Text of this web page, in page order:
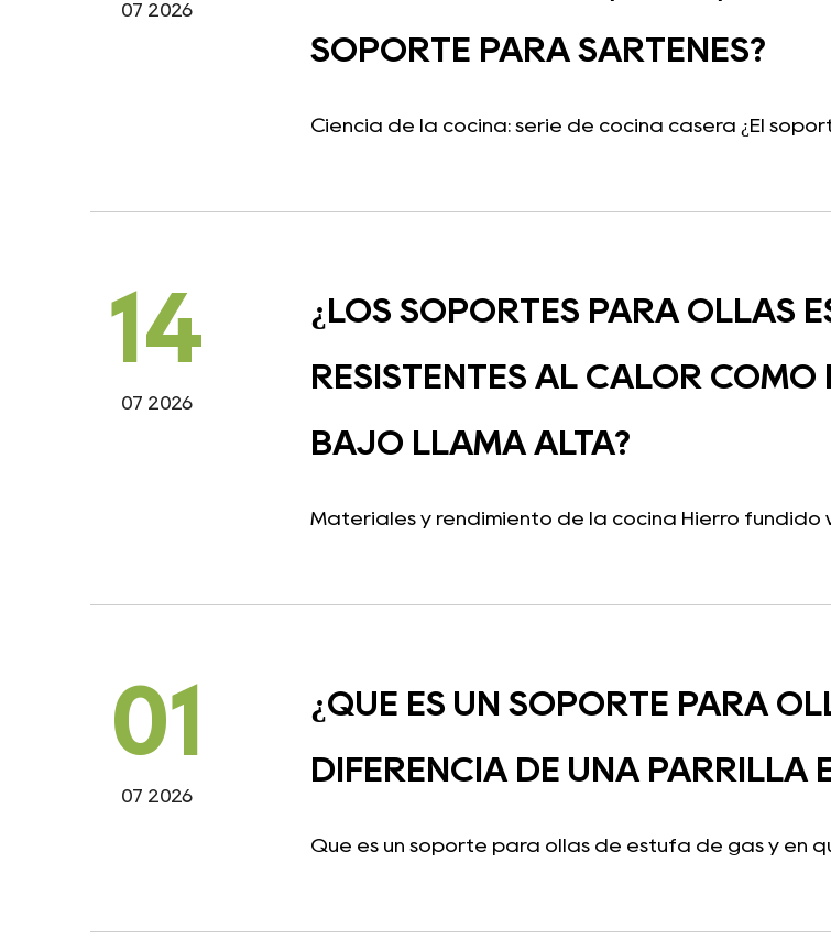
07 2026
SOPORTE PARA SARTENES?
Ciencia de la cocina: serie de cocina casera ¿El
14
07 2026
¿LOS SOPORTES PARA OLLAS
RESISTENTES AL CALOR
BAJO LLAMA ALTA?
Materiales y rendimiento de la cocina Hierro fundido
01
07 2026
¿QUÉ ES UN SOPORTE PARA
DIFERENCIA DE UNA PARRILLA
Qué es un soporte para ollas de estufa de gas y en